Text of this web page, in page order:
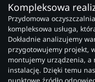
Kompleksowa
Przydomowa
kompleksowa usługa,
Dokładnie analizujemy
przygotowujemy projekt,
montujemy urządzenia, a
instalację. Dzięki temu